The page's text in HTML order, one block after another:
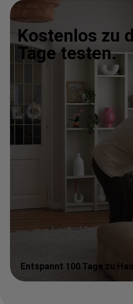
Kostenlos zu
Tage testen.
Entspannt 100 Tage zu